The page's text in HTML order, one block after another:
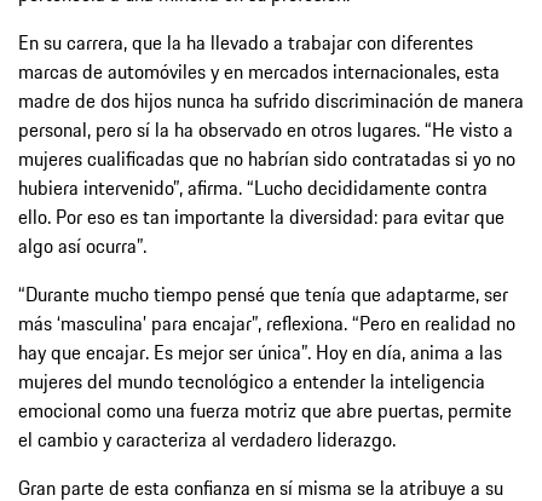
En su carrera, que la ha llevado a trabajar con diferentes
marcas de automóviles y en mercados internacionales, esta
madre de dos hijos nunca ha sufrido discriminación de manera
personal, pero sí la ha observado en otros lugares. “He visto a
mujeres cualificadas que no habrían sido contratadas si yo no
hubiera intervenido”, afirma. “Lucho decididamente contra
ello. Por eso es tan importante la diversidad: para evitar que
algo así ocurra”.
“Durante mucho tiempo pensé que tenía que adaptarme, ser
más ‘masculina’ para encajar”, reflexiona. “Pero en realidad no
hay que encajar. Es mejor ser única”. Hoy en día, anima a las
mujeres del mundo tecnológico a entender la inteligencia
emocional como una fuerza motriz que abre puertas, permite
el cambio y caracteriza al verdadero liderazgo.
Gran parte de esta confianza en sí misma se la atribuye a su